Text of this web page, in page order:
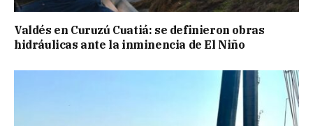
Valdés en Curuzú Cuatiá: se definieron obras
hidráulicas ante la inminencia de El Niño